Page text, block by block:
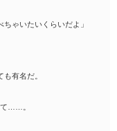
ゃいたいくらいだよ」
有名だ。
……。